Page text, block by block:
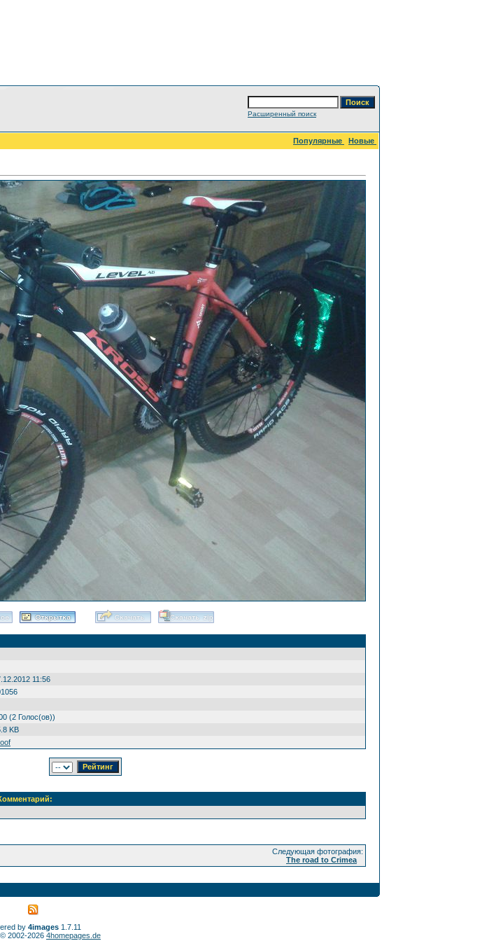
Расширенный поиск
Популярные
Новые
11:56
(2 Голос(ов))
KB
Следующая фотография:
The road to Crimea
by 4images1.7.11
2002-2026 4homepages.de